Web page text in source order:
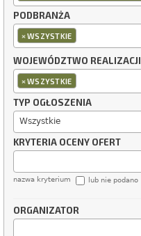
PODBRANŻA
×WSZYSTKIE
WOJEWÓDZTWO REALIZACJI
×WSZYSTKIE
TYP OGŁOSZENIA
Wszystkie
KRYTERIA OCENY OFERT
nazwa kryterium lub nie podano
ORGANIZATOR